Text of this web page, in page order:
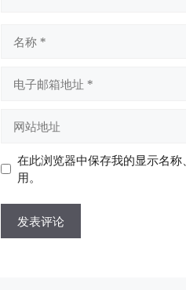
址
址
在此浏览器中保存我的显示名
用。